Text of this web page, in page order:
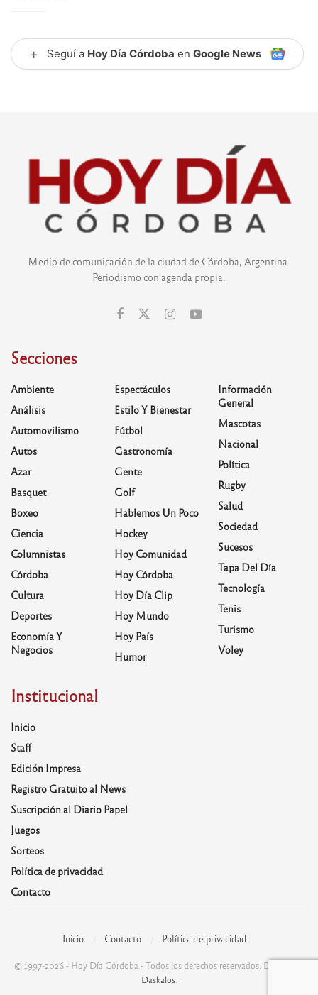
+ Seguí a Hoy Día Córdoba en Google News
Medio de comunicación de la ciudad de Córdoba, Argentina.
Periodismo con agenda propia.
Secciones
Ambiente
Análisis
Automovilismo
Autos
Azar
Basquet
Boxeo
Ciencia
Columnistas
Córdoba
Cultura
Deportes
Economía Y
Negocios
Espectáculos
Estilo Y Bienestar
Fútbol
Gastronomía
Gente
Golf
Hablemos Un Poco
Hockey
Hoy Comunidad
Hoy Córdoba
Hoy Día Clip
Hoy Mundo
Hoy País
Humor
Información
General
Mascotas
Nacional
Política
Rugby
Salud
Sociedad
Sucesos
Tapa Del Día
Tecnología
Tenis
Turismo
Voley
Institucional
Inicio
Staff
Edición Impresa
Registro Gratuito al News
Suscripción al Diario Papel
Juegos
Sorteos
Política de privacidad
Contacto
Inicio Contacto Política de privacidad
© 1997-2026 - Hoy Día Córdoba - Todos los derechos reservados. Desarrolla:
Daskalos.